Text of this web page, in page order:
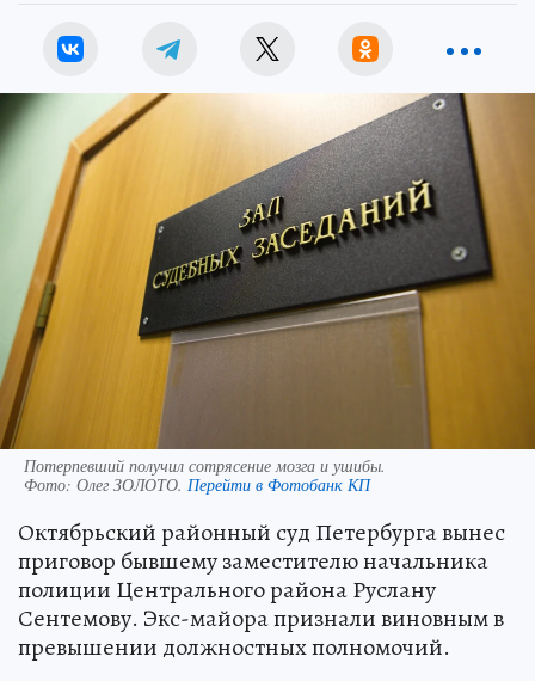
Потерпевший получил сотрясение мозга и ушибы.
Фото: Олег ЗОЛОТО. Перейти в Фотобанк КП
Октябрьский районный суд Петербурга вынес
приговор бывшему заместителю начальника
полиции Центрального района Руслану
Сентемову. Экс-майора признали виновным в
превышении должностных полномочий.